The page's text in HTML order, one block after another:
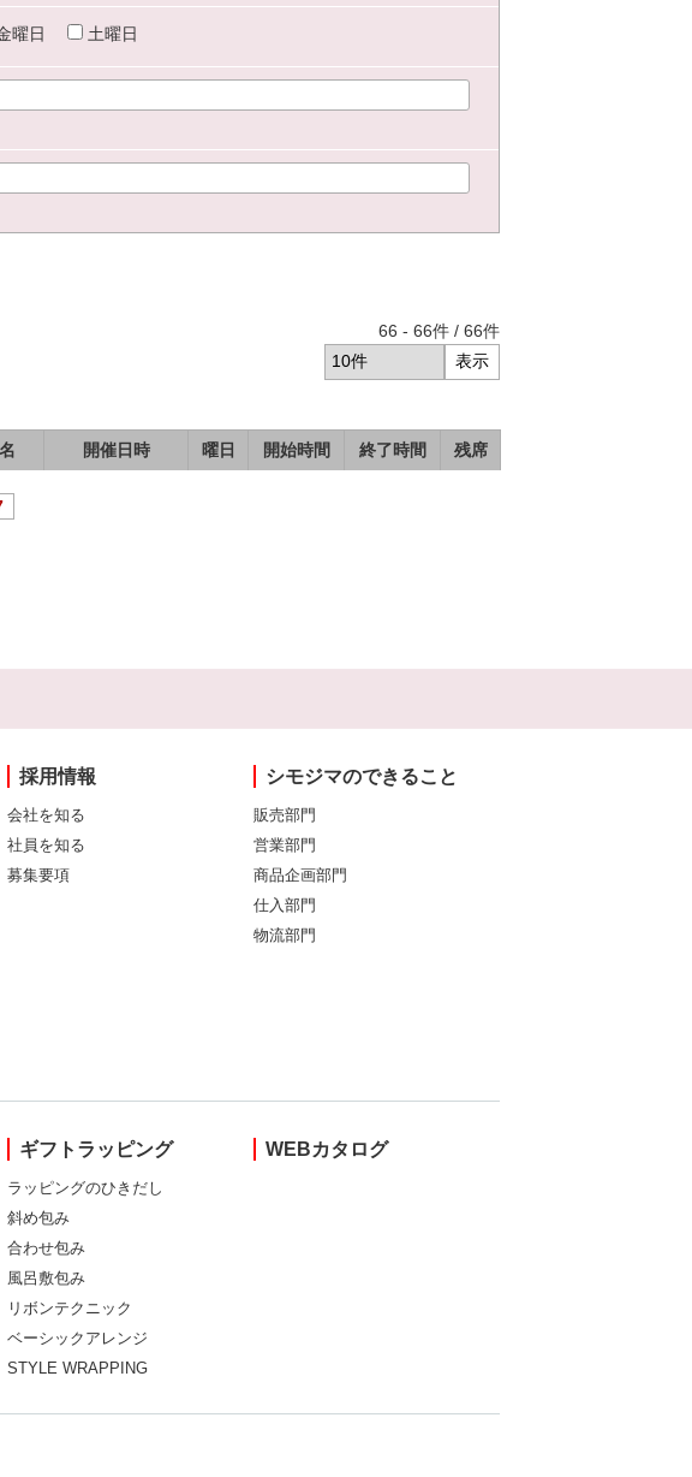
曜日 土曜日
66 - 66件 / 66件
開催日時 曜日 開始時間 終了時間 残席
採用情報
会社を知る
社員を知る
募集要項
シモジマのできること
販売部門
営業部門
商品企画部門
仕入部門
物流部門
ギフトラッピング
ラッピングのひきだし
斜め包み
合わせ包み
風呂敷包み
リボンテクニック
ベーシックアレンジ
STYLE WRAPPING
WEBカタログ